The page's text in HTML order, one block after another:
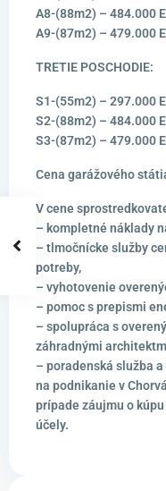
A8-(88m2) – 484.000
A9-(87m2) – 479.000
TRETIE POSCHODIE:
S1-(55m2) – 297.000
S2-(88m2) – 484.000
S3-(87m2) – 479.000
Cena garážového
V cene
– kompletné náklady
– tlmočnícke služby
potreby,
– vyhotovenie
– pomoc s prepismi
– spolupráca s
záhradnými
– poradenská služba
na podnikanie v
prípade záujmu o
účely.